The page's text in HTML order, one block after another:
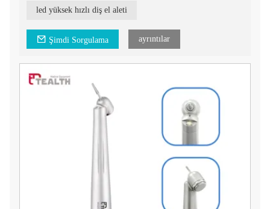
led yüksek hızlı diş el aleti
Şimdi Sorgulama ayrıntılar